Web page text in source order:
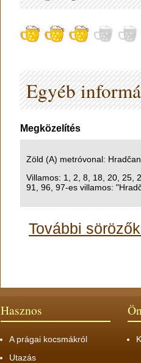
Egyéb
Megközelítés
Zöld (A) metróvonal:
Villamos: 1, 2, 8, 18, 20, 25,
91, 96, 97-es villamos:
További
Hasznos
A prágai kocsmákról
Utazás